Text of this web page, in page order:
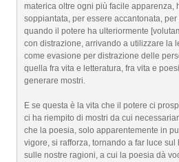
materica oltre ogni più facile apparenza,
soppiantata, per essere accantonata,
quando il potere ha ulteriormente
con distrazione, arrivando a utilizzare la
come evasione per distrazione delle
quella fra vita e letteratura, fra vita e
generare mostri.
E se questa è la vita che il potere ci
ci ha riempito di mostri da cui
che la poesia, solo apparentemente in
vigore, si rafforza, tornando a far luce
sulle nostre ragioni, a cui la poesia dà